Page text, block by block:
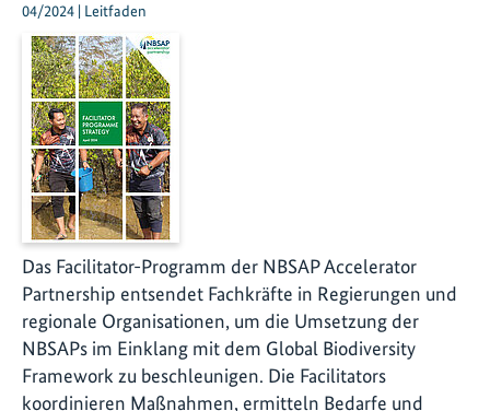
04/2024 | Leitfaden
Das Facilitator-Programm der NBSAP Accelerator
Partnership entsendet Fachkräfte in Regierungen und
regionale Organisationen, um die Umsetzung der
NBSAPs im Einklang mit dem Global Biodiversity
Framework zu beschleunigen. Die Facilitators
koordinieren Maßnahmen, ermitteln Bedarfe und